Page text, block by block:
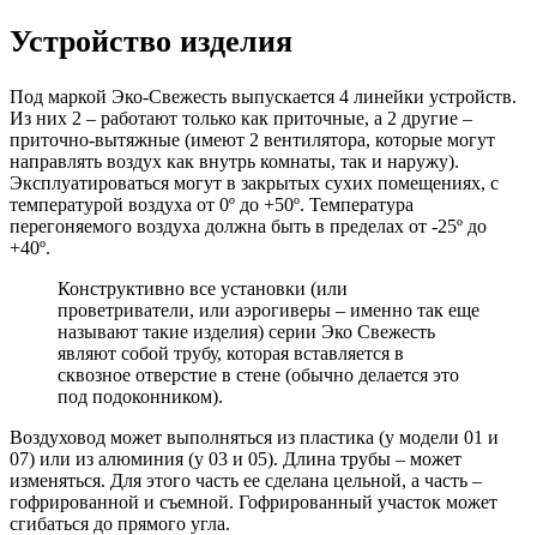
Устройство изделия
Под маркой Эко-Свежесть выпускается 4 линейки устройств.
Из них 2 – работают только как приточные, а 2 другие –
приточно-вытяжные (имеют 2 вентилятора, которые могут
направлять воздух как внутрь комнаты, так и наружу).
Эксплуатироваться могут в закрытых сухих помещениях, с
температурой воздуха от 0º до +50º. Температура
перегоняемого воздуха должна быть в пределах от -25º до
+40º.
Конструктивно все установки (или
проветриватели, или аэрогиверы – именно так еще
называют такие изделия) серии Эко Свежесть
являют собой трубу, которая вставляется в
сквозное отверстие в стене (обычно делается это
под подоконником).
Воздуховод может выполняться из пластика (у модели 01 и
07) или из алюминия (у 03 и 05). Длина трубы – может
изменяться. Для этого часть ее сделана цельной, а часть –
гофрированной и съемной. Гофрированный участок может
сгибаться до прямого угла.